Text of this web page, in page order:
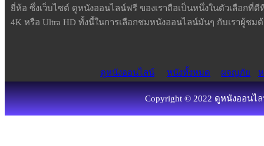
ยี่ห้อ ซึ่งเว็บไซต์ ดูหนังออนไลน์ฟรี ของเราถือเป็นหนึ่งในตัวเลือกที่
4K หรือ Ultra HD ทั้งนี้ในการเลือกชมหนังออนไลน์มันๆ กับเราผู้ชม
ดูหนังออนไลน์ หนังทั้งหมด ผจญภัย
Copyright © 2022 ดูหนังออนไ